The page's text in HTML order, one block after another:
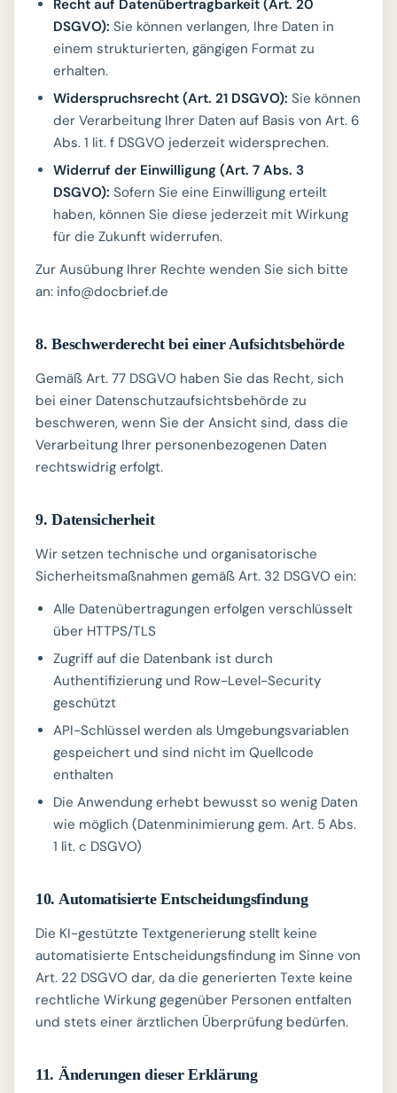
Recht auf Datenübertragbarkeit (Art. 20
DSGVO): Sie können verlangen, Ihre Daten in
einem strukturierten, gängigen Format zu
erhalten.
Widerspruchsrecht (Art. 21 DSGVO): Sie können
der Verarbeitung Ihrer Daten auf Basis von Art. 6
Abs. 1 lit. f DSGVO jederzeit widersprechen.
Widerruf der Einwilligung (Art. 7 Abs. 3
DSGVO): Sofern Sie eine Einwilligung erteilt
haben, können Sie diese jederzeit mit Wirkung
für die Zukunft widerrufen.
Zur Ausübung Ihrer Rechte wenden Sie sich bitte
an: info@docbrief.de
8. Beschwerderecht bei einer Aufsichtsbehörde
Gemäß Art. 77 DSGVO haben Sie das Recht, sich
bei einer Datenschutzaufsichtsbehörde zu
beschweren, wenn Sie der Ansicht sind, dass die
Verarbeitung Ihrer personenbezogenen Daten
rechtswidrig erfolgt.
9. Datensicherheit
Wir setzen technische und organisatorische
Sicherheitsmaßnahmen gemäß Art. 32 DSGVO ein:
Alle Datenübertragungen erfolgen verschlüsselt
über HTTPS/TLS
Zugriff auf die Datenbank ist durch
Authentifizierung und Row-Level-Security
geschützt
API-Schlüssel werden als Umgebungsvariablen
gespeichert und sind nicht im Quellcode
enthalten
Die Anwendung erhebt bewusst so wenig Daten
wie möglich (Datenminimierung gem. Art. 5 Abs.
1 lit. c DSGVO)
10. Automatisierte Entscheidungsfindung
Die KI-gestützte Textgenerierung stellt keine
automatisierte Entscheidungsfindung im Sinne von
Art. 22 DSGVO dar, da die generierten Texte keine
rechtliche Wirkung gegenüber Personen entfalten
und stets einer ärztlichen Überprüfung bedürfen.
11. Änderungen dieser Erklärung